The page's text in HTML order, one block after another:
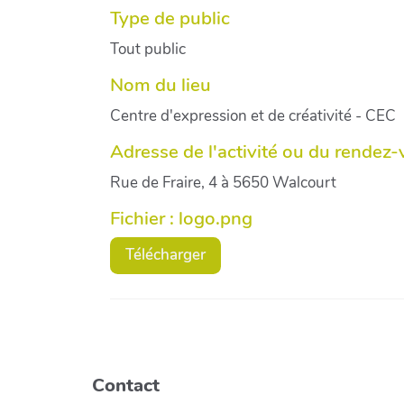
Type de public
Tout public
Nom du lieu
Centre d'expression et de créativité - CEC
Adresse de l'activité ou du rendez-
Rue de Fraire, 4 à 5650 Walcourt
Fichier : logo.png
Télécharger
Contact